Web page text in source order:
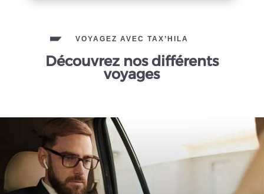
VOYAGEZ AVEC TAX’HILA
Découvrez nos différents
voyages